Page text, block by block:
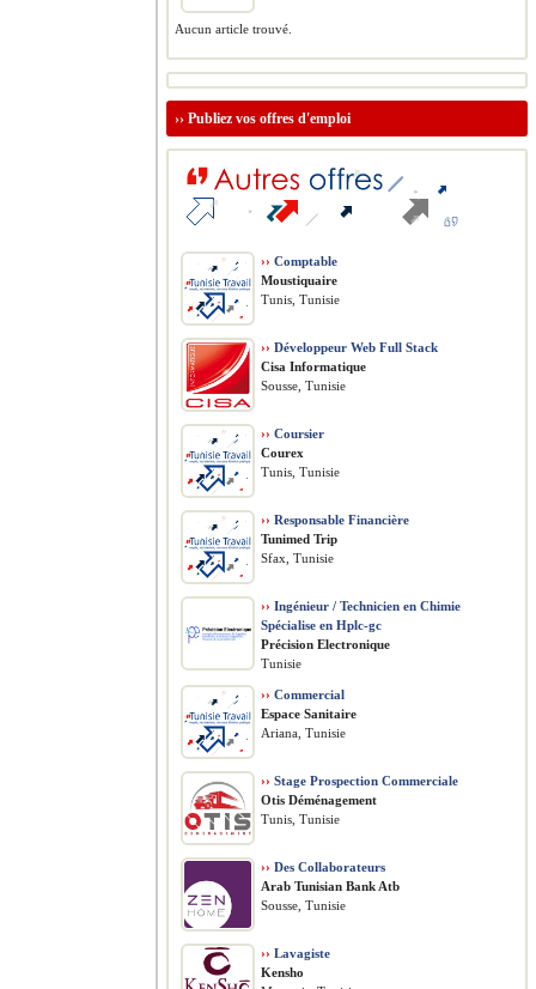
Aucun article trouvé.
›› Publiez vos offres d'emploi
›› Comptable
Moustiquaire
Tunis, Tunisie
›› Développeur Web Full Stack
Cisa Informatique
Sousse, Tunisie
›› Coursier
Courex
Tunis, Tunisie
›› Responsable Financière
Tunimed Trip
Sfax, Tunisie
›› Ingénieur / Technicien en Chimie
Spécialise en Hplc-gc
Précision Electronique
Tunisie
›› Commercial
Espace Sanitaire
Ariana, Tunisie
›› Stage Prospection Commerciale
Otis Déménagement
Tunis, Tunisie
›› Des Collaborateurs
Arab Tunisian Bank Atb
Sousse, Tunisie
›› Lavagiste
Kensho